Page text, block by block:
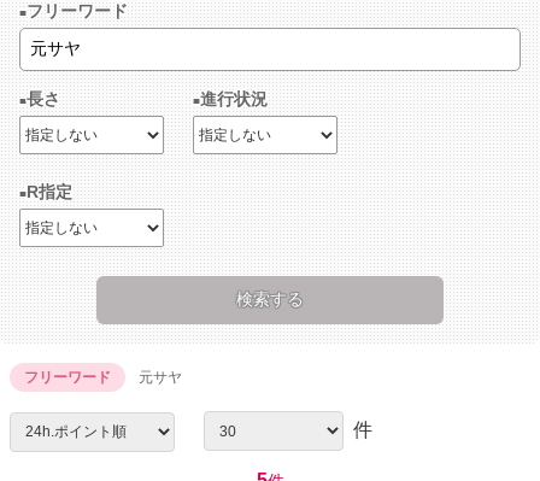
フリーワード
長さ 進行状況
R指定
フリーワード 元サヤ
件